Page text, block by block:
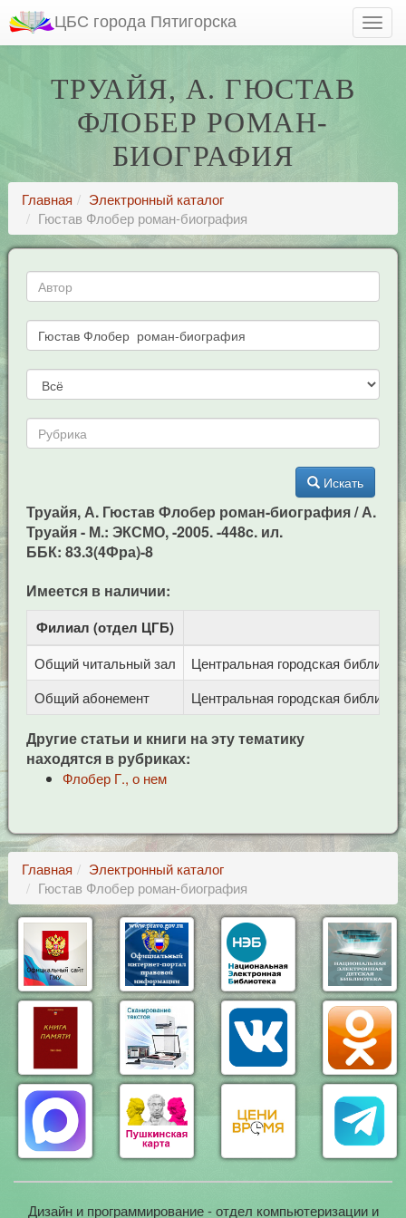
ЦБС города Пятигорска
ТРУАЙЯ, А. ГЮСТАВ
ФЛОБЕР РОМАН-
БИОГРАФИЯ
Главная
Электронный каталог
Гюстав Флобер роман-биография
Искать
Труайя, А. Гюстав Флобер роман-биография / А.
Труайя - М.: ЭКСМО, -2005. -448c. ил.
ББК: 83.3(4Фра)-8
Имеется в наличии:
Филиал (отдел ЦГБ)
Общий читальный зал
Центральная городская
Общий абонемент
Центральная городская
Другие статьи и книги на эту тематику
находятся в рубриках:
Флобер Г., о нем
Главная
Электронный каталог
Гюстав Флобер роман-биография
Дизайн и программирование - отдел компьютеризации и